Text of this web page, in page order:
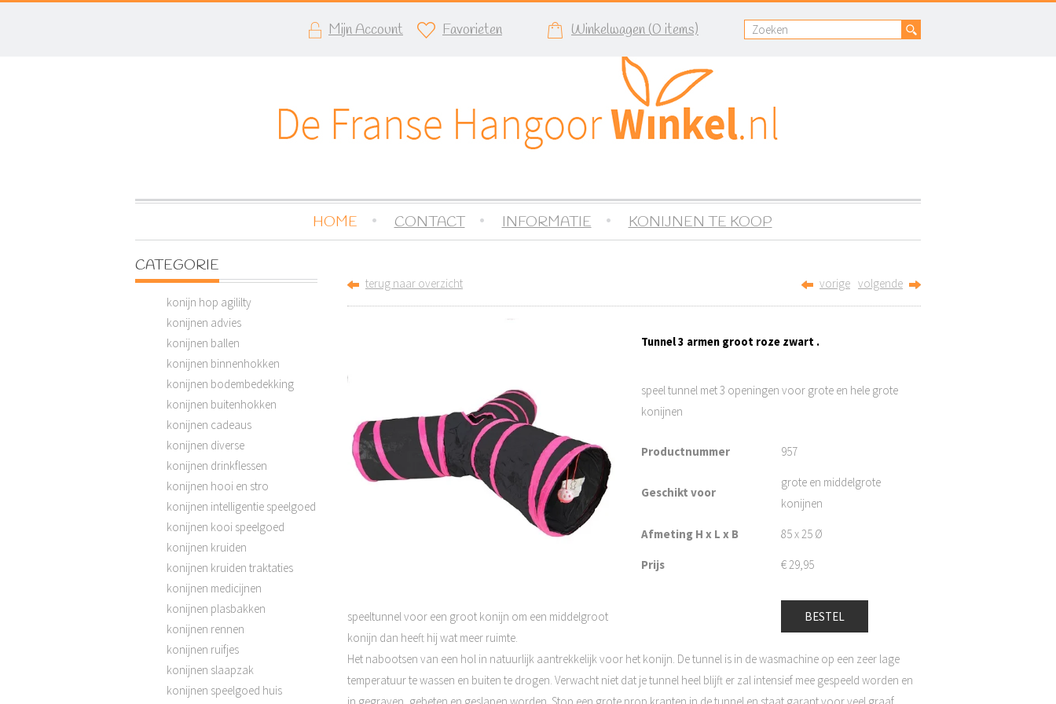
Mijn Account Favorieten Winkelwagen (0 items)
HOME CONTACT INFORMATIE KONIJNEN TE KOOP
CATEGORIE
konijn hop agililty
konijnen advies
konijnen ballen
konijnen binnenhokken
konijnen bodembedekking
konijnen buitenhokken
konijnen cadeaus
konijnen diverse
konijnen drinkflessen
konijnen hooi en stro
konijnen intelligentie speelgoed
konijnen kooi speelgoed
konijnen kruiden
konijnen kruiden traktaties
konijnen medicijnen
konijnen plasbakken
konijnen rennen
konijnen ruifjes
konijnen slaapzak
konijnen speelgoed huis
terug naar overzicht vorige volgende
Tunnel 3 armen groot roze zwart .
speel tunnel met 3 openingen voor grote en hele grote
konijnen
Productnummer 957
Geschikt voor
grote en middelgrote
konijnen
Afmeting H x L x B 85 x 25 Ø
Prijs €29,95
BESTEL
speeltunnel voor een groot konijn om een middelgroot
konijn dan heeft hij wat meer ruimte.
Het nabootsen van een hol in natuurlijk aantrekkelijk voor het konijn. De tunnel is in de wasmachine op een zeer lage
temperatuur te wassen en buiten te drogen. Verwacht niet dat je tunnel heel blijft er zal intensief mee gespeeld worden en
in gegraven, gebeten en geslapen worden. Stop een grote prop kranten in de tunnel en staat garant voor veel graaf